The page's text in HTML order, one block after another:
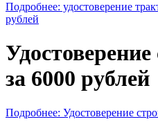
Подробнее: удостоверение
рублей
за 6000 рублей
Подробнее: Удостоверение